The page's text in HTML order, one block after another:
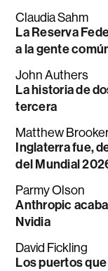
Claudia Sahm
La Reserva
a la gente
John Authers
La historia de
tercera
Matthew
Inglaterra fue,
del Mundial
Parmy Olson
Anthropic
Nvidia
David Fickling
Los puertos